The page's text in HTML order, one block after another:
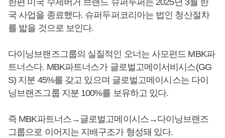
한편 미국 수제버거 브랜드 슈퍼두퍼는 2025년 3월 한
국 사업을 종료했다. 슈퍼두퍼코리아는 법인 청산절차
를 밟을 것으로 보인다.
다이닝브랜즈그룹의 실질적인 오너는 사모펀드 MBK파
트너스다. MBK파트너스가 글로벌고메이서비시스(GG
S) 지분 45%를 갖고 있으며 글로벌고메이시스는 다이
닝브랜즈그룹 지분 100%를 보유하고 있다.
즉 MBK파트너스→글로벌고메이시스→다이닝브랜즈
그룹으로 이어지는 지배구조가 형성돼 있다.